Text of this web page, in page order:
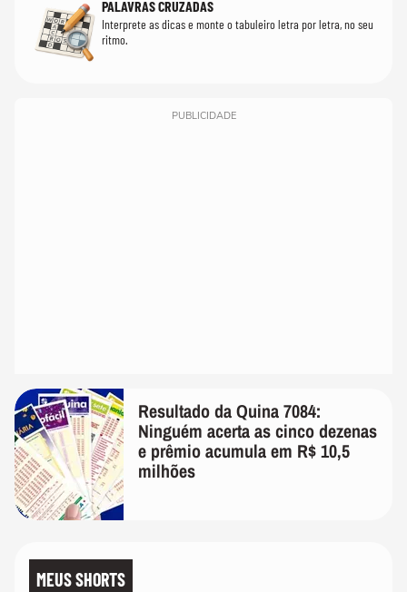
PALAVRAS CRUZADAS
Interprete as dicas e monte o tabuleiro letra por letra, no seu
ritmo.
PUBLICIDADE
Resultado da Quina 7084:
Ninguém acerta as cinco dezenas
e prêmio acumula em R$ 10,5
milhões
MEUS SHORTS